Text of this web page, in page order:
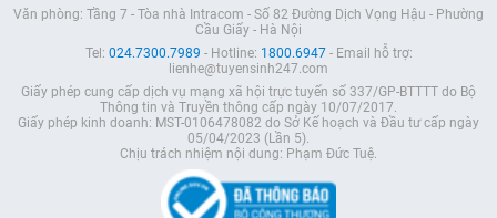
Văn phòng: Tầng 7 - Tòa nhà Intracom - Số 82 Đường Dịch Vọng Hậu - Phường
Cầu Giấy - Hà Nội
Tel: 024.7300.7989 - Hotline: 1800.6947- Email hỗ trợ:
lienhe@tuyensinh247.com
Giấy phép cung cấp dịch vụ mạng xã hội trực tuyến số 337/GP-BTTTT do Bộ
Thông tin và Truyền thông cấp ngày 10/07/2017.
Giấy phép kinh doanh: MST-0106478082 do Sở Kế hoạch và Đầu tư cấp ngày
05/04/2023 (Lần 5).
Chịu trách nhiệm nội dung: Phạm Đức Tuệ.